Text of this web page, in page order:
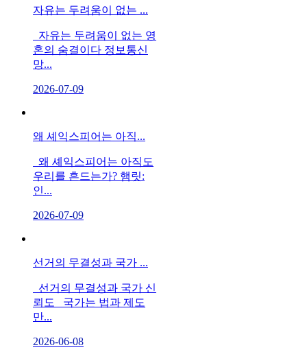
자유는 두려움이 없는 ...
자유는 두려움이 없는 영
혼의 숨결이다 정보통신
망...
2026-07-09
왜 셰익스피어는 아직...
왜 셰익스피어는 아직도
우리를 흔드는가? 햄릿:
인...
2026-07-09
선거의 무결성과 국가 ...
선거의 무결성과 국가 신
뢰도 국가는 법과 제도
만...
2026-06-08